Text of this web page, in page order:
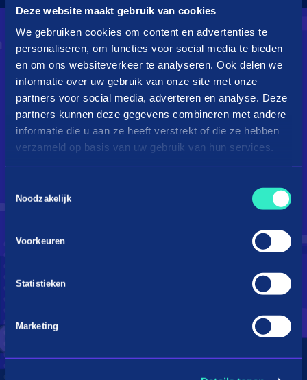
Deze website maakt gebruik van cookies
We gebruiken cookies om content en advertenties te
personaliseren, om functies voor social media te bieden
en om ons websiteverkeer te analyseren. Ook delen we
informatie over uw gebruik van onze site met onze
partners voor social media, adverteren en analyse. Deze
partners kunnen deze gegevens combineren met andere
informatie die u aan ze heeft verstrekt of die ze hebben
verzameld op basis van uw gebruik van hun services.
Noodzakelijk
Voorkeuren
Statistieken
Marketing
Droom je van een kingsize